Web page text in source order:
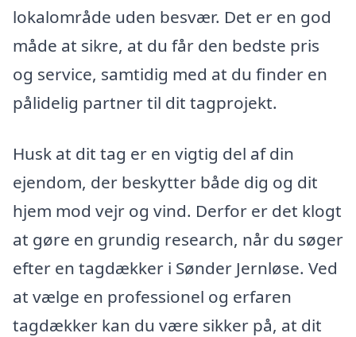
lokalområde uden besvær. Det er en god
måde at sikre, at du får den bedste pris
og service, samtidig med at du finder en
pålidelig partner til dit tagprojekt.
Husk at dit tag er en vigtig del af din
ejendom, der beskytter både dig og dit
hjem mod vejr og vind. Derfor er det klogt
at gøre en grundig research, når du søger
efter en tagdækker i Sønder Jernløse. Ved
at vælge en professionel og erfaren
tagdækker kan du være sikker på, at dit